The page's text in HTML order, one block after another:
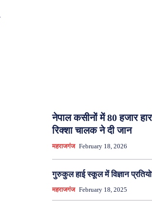
नेपाल कसीनों में 80 हजार
रिक्शा चालक ने दी जान
महराजगंज February 18, 2026
गुरुकुल हाई स्कूल में विज्ञान
महराजगंज February 18, 2025